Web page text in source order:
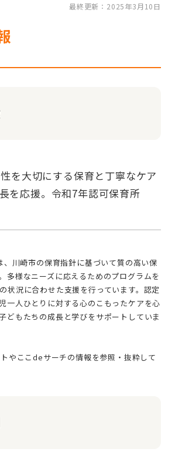
最終更新：2025年3月10日
を応援。令和7年認可保育所
多様なニーズに応えるためのプログラムを
状況に合わせた支援を行っています。認定
一人ひとりに対する心のこもったケアを心
どもたちの成長と学びをサポートしていま
やここdeサーチの情報を参照・抜粋して